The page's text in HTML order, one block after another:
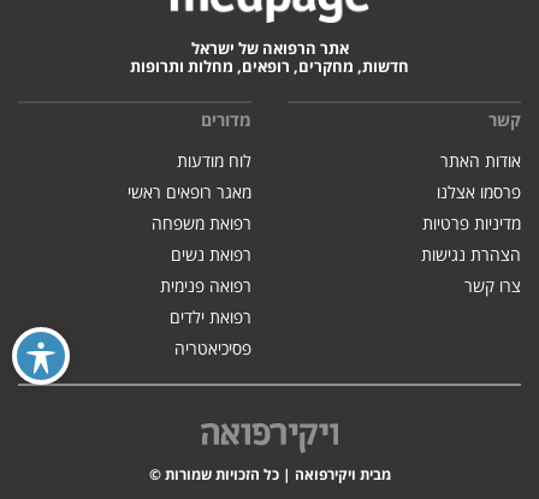
אתר הרפואה של ישראל
חדשות, מחקרים, רופאים, מחלות ותרופות
קשר
אודות האתר
פרסמו אצלנו
מדיניות פרטיות
הצהרת נגישות
צרו קשר
מדורים
לוח מודעות
מאגר רופאים ראשי
רפואת משפחה
רפואת נשים
רפואה פנימית
רפואת ילדים
פסיכיאטריה
מבית ויקירפואה | כל הזכויות שמורות ©